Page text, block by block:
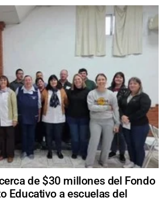
de $30 millones del Fondo
Educativo a escuelas del